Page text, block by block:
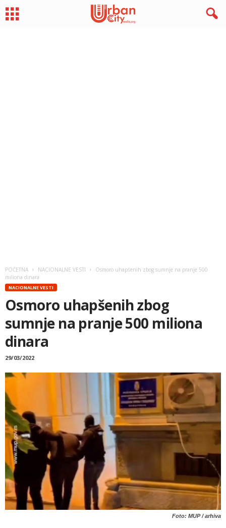
POČETNA NACIONALNE VESTI
Osmoro uhapšenih zbog sumnje na pranje 500
miliona dinara
NACIONALNE VESTI
Osmoro uhapšenih zbog
sumnje na pranje 500 miliona
dinara
29/03/2022
Foto: MUP / arhiva